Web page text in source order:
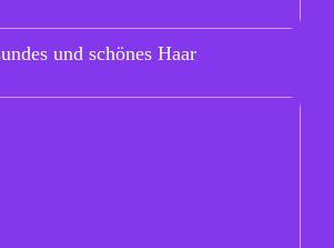
und schönes Haar